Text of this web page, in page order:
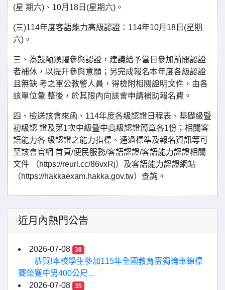
(星 期六)、10月18日(星期六)。
(三)114年度客語能力高級認證：114年10月18日(星期
六)。
三、為鼓勵踴躍參與認證，建議給予當日參加前開認證
者補休，以提升參與意願；另完成報名本年度各級認證
且無缺 考之軍公教警人員，得檢附相關證明文件，由各
該單位彙 整後，於其限內向該會申請補助報名費。
四、檢送該會來函、114年度各級認證日程表、基礎級暨
初級認 證及第1次中級暨中高級認證簡章各1份；相關客
語能力各 級認證之能力指標、通過標準及報名資訊等可
至該會官網 首頁/便民服務/客語認證/客語能力認證相關
文件 （https://reurl.cc/86vxRj）及客語能力認證網站
（https://hakkaexam.hakka.gov.tw）查詢。
近月內熱門公告
2026-07-08 38
恭賀!本校學生參加115年全國教育盃獨輪車錦標
賽榮獲中男400公尺...
2026-07-08
35